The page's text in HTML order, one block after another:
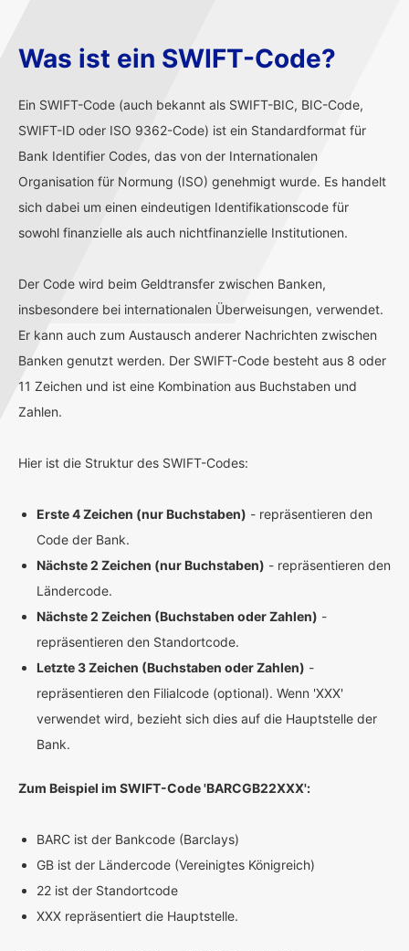
Was ist ein SWIFT-Code?
Ein SWIFT-Code (auch bekannt als SWIFT-BIC, BIC-Code,
SWIFT-ID oder ISO 9362-Code) ist ein Standardformat für
Bank Identifier Codes, das von der Internationalen
Organisation für Normung (ISO) genehmigt wurde. Es handelt
sich dabei um einen eindeutigen Identifikationscode für
sowohl finanzielle als auch nichtfinanzielle Institutionen.
Der Code wird beim Geldtransfer zwischen Banken,
insbesondere bei internationalen Überweisungen, verwendet.
Er kann auch zum Austausch anderer Nachrichten zwischen
Banken genutzt werden. Der SWIFT-Code besteht aus 8 oder
11 Zeichen und ist eine Kombination aus Buchstaben und
Zahlen.
Hier ist die Struktur des SWIFT-Codes:
Erste 4 Zeichen (nur Buchstaben) - repräsentieren den
Code der Bank.
Nächste 2 Zeichen (nur Buchstaben) - repräsentieren den
Ländercode.
Nächste 2 Zeichen (Buchstaben oder Zahlen) -
repräsentieren den Standortcode.
Letzte 3 Zeichen (Buchstaben oder Zahlen) -
repräsentieren den Filialcode (optional). Wenn 'XXX'
verwendet wird, bezieht sich dies auf die Hauptstelle der
Bank.
Zum Beispiel im SWIFT-Code 'BARCGB22XXX':
BARC ist der Bankcode (Barclays)
GB ist der Ländercode (Vereinigtes Königreich)
22 ist der Standortcode
XXX repräsentiert die Hauptstelle.